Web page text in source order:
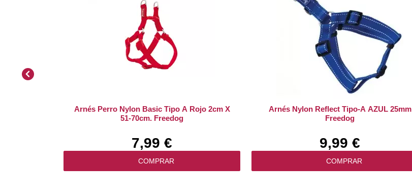
Arnés Perro Nylon Basic Tipo A Rojo 2cm X
51-70cm. Freedog
7,99 €
COMPRAR
Arnés Nylon Reflect Tipo-A AZUL 25mm
Freedog
9,99 €
COMPRAR